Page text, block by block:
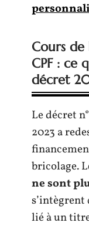
Cours
CPF : ce
décret
Le décret
2023 a
bricolage.
ne sont
lié à un